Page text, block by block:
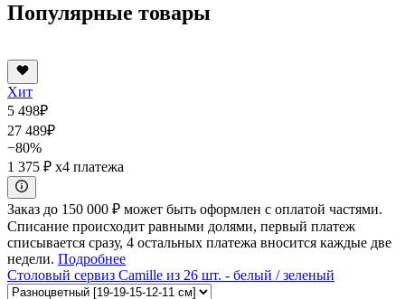
Популярные товары
Хит
5 498₽
27 489₽
−80%
1 375 ₽ x4 платежа
Заказ до 150 000 ₽ может быть оформлен с оплатой частями.
Списание происходит равными долями, первый платеж
списывается сразу, 4 остальных платежа вносится каждые две
недели. Подробнее
Столовый сервиз Camille из 26 шт. - белый / зеленый